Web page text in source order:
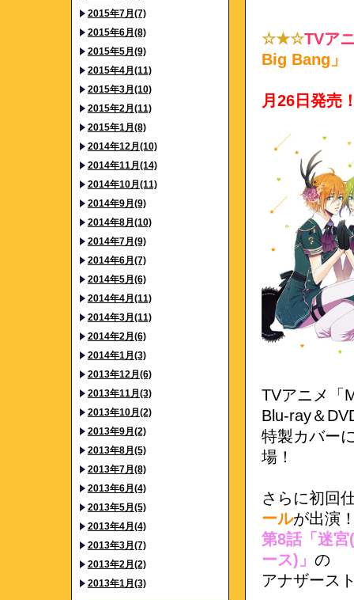
2015年7月(7)
2015年6月(8)
2015年5月(9)
2015年4月(11)
2015年3月(10)
2015年2月(11)
2015年1月(8)
2014年12月(10)
2014年11月(14)
2014年10月(11)
2014年9月(9)
2014年8月(10)
2014年7月(9)
2014年6月(7)
2014年5月(6)
2014年4月(11)
2014年3月(11)
2014年2月(6)
2014年1月(3)
2013年12月(6)
2013年11月(3)
2013年10月(2)
2013年9月(2)
2013年8月(5)
2013年7月(8)
2013年6月(4)
2013年5月(5)
2013年4月(4)
2013年3月(7)
2013年2月(2)
2013年1月(3)
☆★☆TVア
Big Bang」
月26日発売
TVアニメ「
Blu-ray＆
特製カバー
場！
さらに初回
ールが出演
第8話「迷
ース)」 の
アナザース